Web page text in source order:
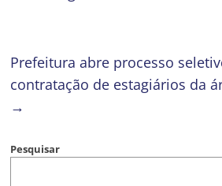
Prefeitura abre processo
contratação de estagiários da
→
Pesquisar